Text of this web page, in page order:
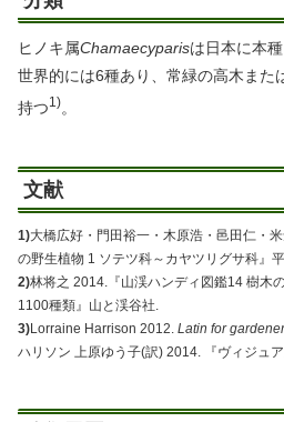
ヒノキ属Chamaecyparisは日本に本
世界的には6種あり、常緑の高木また
持つ1)。
文献
1)大橋広好・門田裕一・木原浩・邑田仁・
の野生植物 1 ソテツ科～カヤツリグサ科』
2)林将之 2014.『山渓ハンディ図鑑14 樹木
1100種類』山と渓谷社.
3)Lorraine Harrison 2012. Latin for
ハリソン 上原ゆう子(訳) 2014. 『ヴィジュ